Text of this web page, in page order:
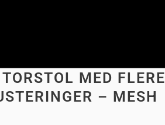
MED FLERE
– MESH